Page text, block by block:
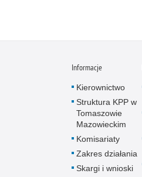
Informacje
Kierownictwo
Struktura KPP w
Tomaszowie
Mazowieckim
Komisariaty
Zakres działania
Skargi i wnioski